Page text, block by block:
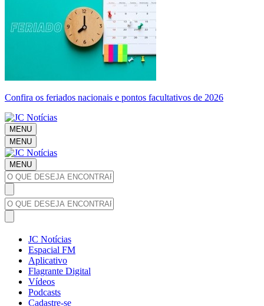
Confira os feriados nacionais e pontos facultativos de 2026
MENU
MENU
MENU
JC Notícias
Espacial FM
Aplicativo
Flagrante Digital
Vídeos
Podcasts
Cadastre-se